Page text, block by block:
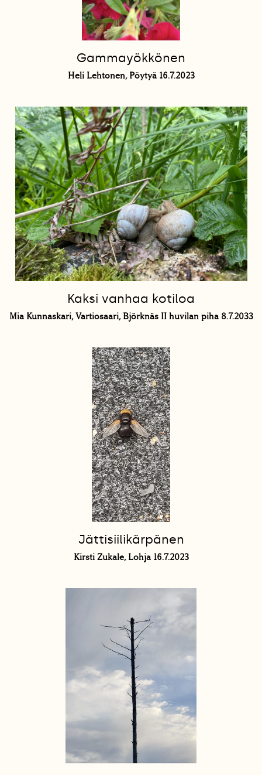
Gammayökkönen
Heli Lehtonen, Pöytyä 16.7.2023
Kaksi vanhaa kotiloa
Mia Kunnaskari, Vartiosaari, Björknäs II huvilan piha 8.7.2033
Jättisiilikärpänen
Kirsti Zukale, Lohja 16.7.2023